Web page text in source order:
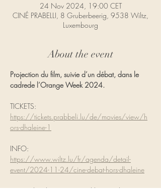
24 Nov 2024, 19:00 CET
CINÉ PRABELLI, 8 Gruberbeerig, 9538 Wiltz,
Luxembourg
About the event
Projection du film, suivie d’un débat, dans le
cadrede l’Orange Week 2024.
TICKETS:
https://tickets.prabbeli.lu/de/movies/view/h
ors-dhaleine-1
INFO:
https://www.wiltz.lu/fr/agenda/detail-
event/2024-11-24/cine-debat-hors-dhaleine